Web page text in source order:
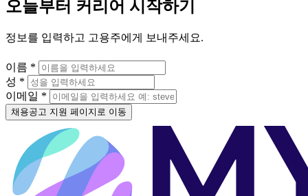
오늘부터 커리어 시작하기
정보를 입력하고 고용주에게 보내주세요.
이름 *
성 *
이메일 *
채용공고 지원 페이지로 이동